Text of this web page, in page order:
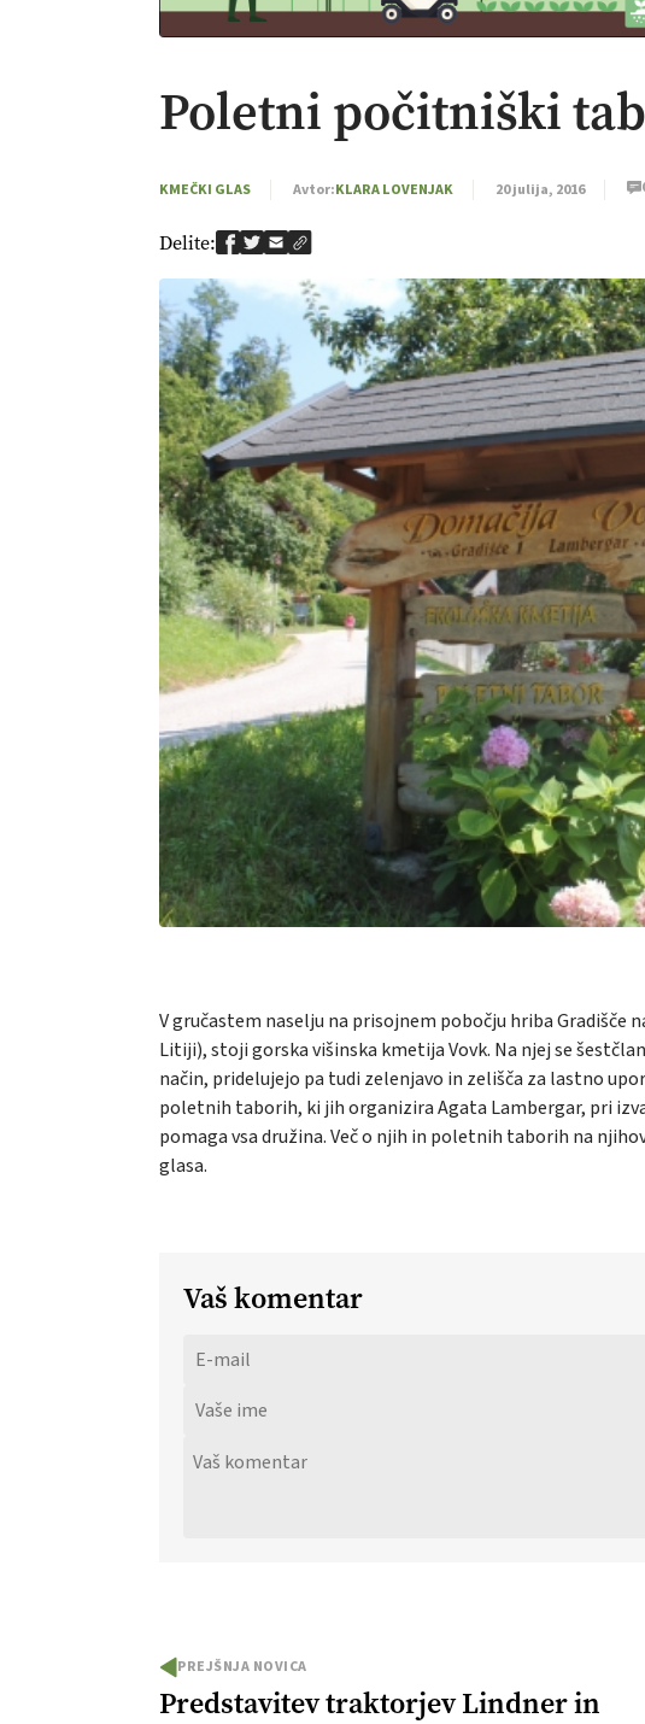
Poletni počitniški
KMEČKI GLAS Avtor:KLARA LOVENJAK 20 julija, 2016
Delite:
V gručastem naselju na prisojnem pobočju hriba
Litiji), stoji gorska višinska kmetija Vovk. Na njej se
način, pridelujejo pa tudi zelenjavo in zelišča za lastno
poletnih taborih, ki jih organizira Agata Lambergar, pri
pomaga vsa družina. Več o njih in poletnih taborih na
glasa.
Vaš komentar
PREJŠNJA NOVICA
Predstavitev traktorjev Lindner in